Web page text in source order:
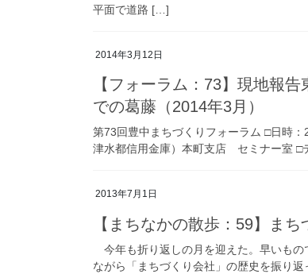
平面で道路 […]
2014年3月12日
【フォーラム：73】現地報
での葛藤（2014年3月）
第73回豊中まちづくりフォーラム □日時
津水都信用金庫）本町支店 セミナー室 □
2013年7月1日
【まちなかの散歩：59】ま
今年も折り返しの月を迎えた。早いもの
ながら「まちづくり会社」の歴史を振り